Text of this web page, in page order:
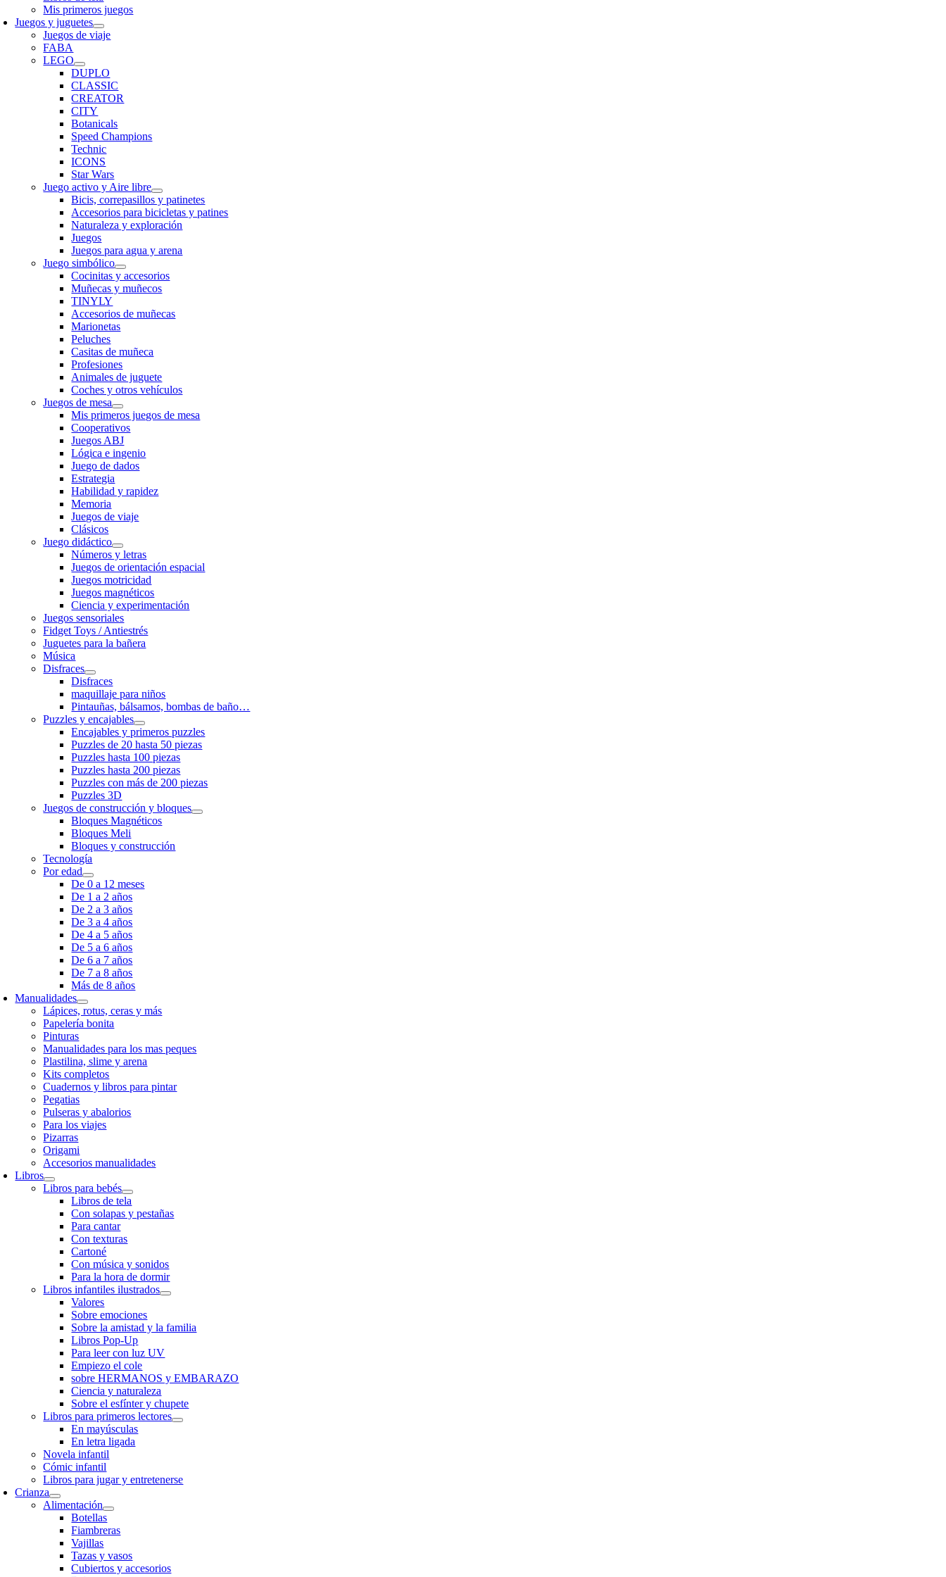
Mis primeros juegos
Juegos y juguetes
Juegos de viaje
FABA
LEGO
DUPLO
CLASSIC
CREATOR
CITY
Botanicals
Speed Champions
Technic
ICONS
Star Wars
Juego activo y Aire libre
Bicis, correpasillos y patinetes
Accesorios para bicicletas y patines
Naturaleza y exploración
Juegos
Juegos para agua y arena
Juego simbólico
Cocinitas y accesorios
Muñecas y muñecos
TINYLY
Accesorios de muñecas
Marionetas
Peluches
Casitas de muñeca
Profesiones
Animales de juguete
Coches y otros vehículos
Juegos de mesa
Mis primeros juegos de mesa
Cooperativos
Juegos ABJ
Lógica e ingenio
Juego de dados
Estrategia
Habilidad y rapidez
Memoria
Juegos de viaje
Clásicos
Juego didáctico
Números y letras
Juegos de orientación espacial
Juegos motricidad
Juegos magnéticos
Ciencia y experimentación
Juegos sensoriales
Fidget Toys / Antiestrés
Juguetes para la bañera
Música
Disfraces
Disfraces
maquillaje para niños
Pintauñas, bálsamos, bombas de baño…
Puzzles y encajables
Encajables y primeros puzzles
Puzzles de 20 hasta 50 piezas
Puzzles hasta 100 piezas
Puzzles hasta 200 piezas
Puzzles con más de 200 piezas
Puzzles 3D
Juegos de construcción y bloques
Bloques Magnéticos
Bloques Meli
Bloques y construcción
Tecnología
Por edad
De 0 a 12 meses
De 1 a 2 años
De 2 a 3 años
De 3 a 4 años
De 4 a 5 años
De 5 a 6 años
De 6 a 7 años
De 7 a 8 años
Más de 8 años
Manualidades
Lápices, rotus, ceras y más
Papelería bonita
Pinturas
Manualidades para los mas peques
Plastilina, slime y arena
Kits completos
Cuadernos y libros para pintar
Pegatias
Pulseras y abalorios
Para los viajes
Pizarras
Origami
Accesorios manualidades
Libros
Libros para bebés
Libros de tela
Con solapas y pestañas
Para cantar
Con texturas
Cartoné
Con música y sonidos
Para la hora de dormir
Libros infantiles ilustrados
Valores
Sobre emociones
Sobre la amistad y la familia
Libros Pop-Up
Para leer con luz UV
Empiezo el cole
sobre HERMANOS y EMBARAZO
Ciencia y naturaleza
Sobre el esfínter y chupete
Libros para primeros lectores
En mayúsculas
En letra ligada
Novela infantil
Cómic infantil
Libros para jugar y entretenerse
Crianza
Alimentación
Botellas
Fiambreras
Vajillas
Tazas y vasos
Cubiertos y accesorios